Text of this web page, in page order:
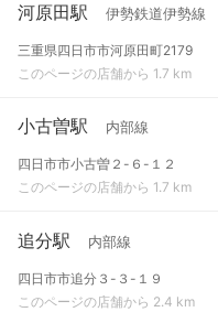
河原田駅 伊勢鉄道伊勢線
三重県四日市市河原田町2179
このページの店舗から 1.7 km
小古曽駅 内部線
四日市市小古曽２-６-１２
このページの店舗から 1.7 km
追分駅 内部線
四日市市追分３-３-１９
このページの店舗から 2.4 km